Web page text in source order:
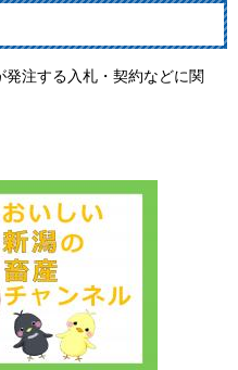
注する入札・契約などに関